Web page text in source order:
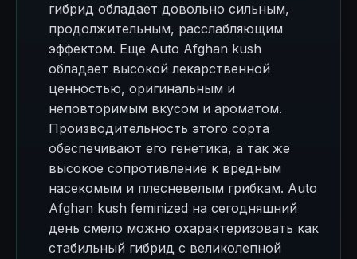
гибрид обладает довольно сильным,
продолжительным, расслабляющим
эффектом. Еще Auto Afghan kush
обладает высокой лекарственной
ценностью, оригинальным и
неповторимым вкусом и ароматом.
Производительность этого сорта
обеспечивают его генетика, а так же
высокое сопротивление к вредным
насекомым и плесневелым грибкам. Auto
Afghan kush feminized на сегодняшний
день смело можно охарактеризовать как
стабильный гибрид с великолепной